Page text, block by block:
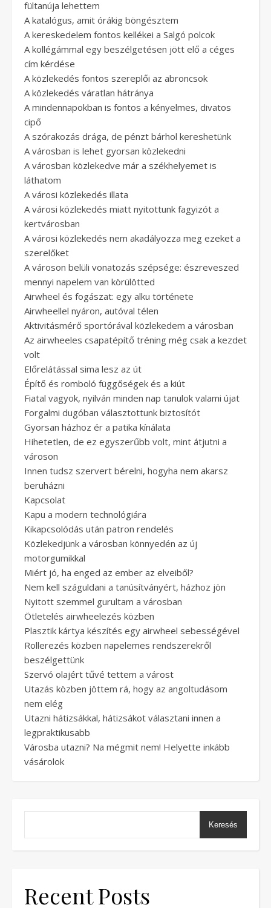
fültanúja lehettem
A katalógus, amit órákig böngésztem
A kereskedelem fontos kellékei a Salgó polcok
A kollégámmal egy beszélgetésen jött elő a céges
cím kérdése
A közlekedés fontos szereplői az abroncsok
A közlekedés váratlan hátránya
A mindennapokban is fontos a kényelmes, divatos
cipő
A szórakozás drága, de pénzt bárhol kereshetünk
A városban is lehet gyorsan közlekedni
A városban közlekedve már a székhelyemet is
láthatom
A városi közlekedés illata
A városi közlekedés miatt nyitottunk fagyizót a
kertvárosban
A városi közlekedés nem akadályozza meg ezeket a
szerelőket
A városon belüli vonatozás szépsége: észreveszed
mennyi napelem van körülötted
Airwheel és fogászat: egy alku története
Airwheellel nyáron, autóval télen
Aktivitásmérő sportórával közlekedem a városban
Az airwheeles csapatépítő tréning még csak a kezdet
volt
Előrelátással sima lesz az út
Építő és romboló függőségek és a kiút
Fiatal vagyok, nyilván minden nap tanulok valami újat
Forgalmi dugóban választottunk biztosítót
Gyorsan házhoz ér a patika kínálata
Hihetetlen, de ez egyszerűbb volt, mint átjutni a
városon
Innen tudsz szervert bérelni, hogyha nem akarsz
beruházni
Kapcsolat
Kapu a modern technológiára
Kikapcsolódás után patron rendelés
Közlekedjünk a városban könnyedén az új
motorgumikkal
Miért jó, ha enged az ember az elveiből?
Nem kell száguldani a tanúsítványért, házhoz jön
Nyitott szemmel gurultam a városban
Ötletelés airwheelezés közben
Plasztik kártya készítés egy airwheel sebességével
Rollerezés közben napelemes rendszerekről
beszélgettünk
Szervó olajért tűvé tettem a várost
Utazás közben jöttem rá, hogy az angoltudásom
nem elég
Utazni hátizsákkal, hátizsákot választani innen a
legpraktikusabb
Városba utazni? Na mégmit nem! Helyette inkább
vásárolok
Keresés
Recent Posts